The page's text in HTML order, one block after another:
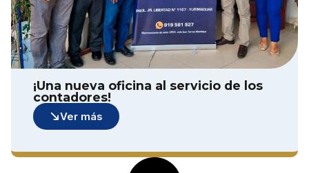
¡Una nueva oficina al servicio de los
contadores!
Ver más